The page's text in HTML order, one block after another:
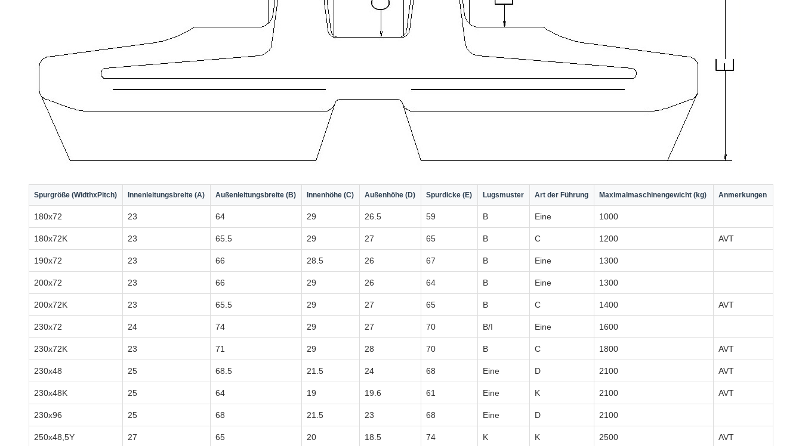
Spurgröße (WidthxPitch) Innenleitungsbreite (A) Außenleitungsbreite (B) Innenhöhe (C) Außenhöhe (D) Spurdicke (E) Lugsmuster Art der Führung Maximalmaschinengewicht (kg) Anmerkungen
180x72 23 64 29 26.5 59 B Eine 1000
180x72K 23 65.5 29 27 65 B C 1200 AVT
190x72 23 66 28.5 26 67 B Eine 1300
200x72 23 66 29 26 64 B Eine 1300
200x72K 23 65.5 29 27 65 B C 1400 AVT
230x72 24 74 29 27 70 B/I Eine 1600
230x72K 23 71 29 28 70 B C 1800 AVT
230x48 25 68.5 21.5 24 68 Eine D 2100 AVT
230x48K 25 64 19 19.6 61 Eine K 2100 AVT
230x96 25 68 21.5 23 68 Eine D 2100
250x48,5Y 27 65 20 18.5 74 K K 2500 AVT